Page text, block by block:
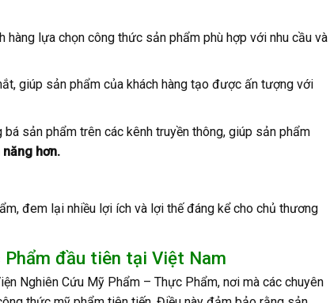
lựa chọn công thức sản phẩm phù hợp với nhu cầu và
giúp sản phẩm của khách hàng tạo được ấn tượng với
sản phẩm trên các kênh truyền thông, giúp sản phẩm
hơn.
đem lại nhiều lợi ích và lợi thế đáng kể cho chủ thương
đầu tiên tại Việt Nam
Nghiên Cứu Mỹ Phẩm – Thực Phẩm, nơi mà các chuyên